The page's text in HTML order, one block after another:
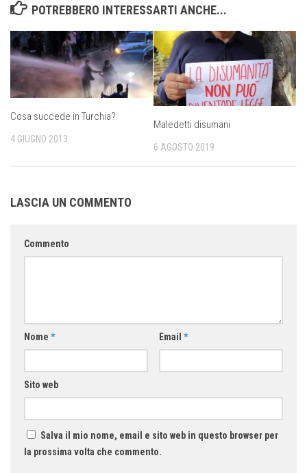
POTREBBERO INTERESSARTI ANCHE...
Cosa succede in Turchia?
4 GIUGNO 2013
Maledetti disumani
6 AGOSTO 2019
LASCIA UN COMMENTO
Commento
Nome * Email *
Sito web
Salva il mio nome, email e sito web in questo browser per
la prossima volta che commento.